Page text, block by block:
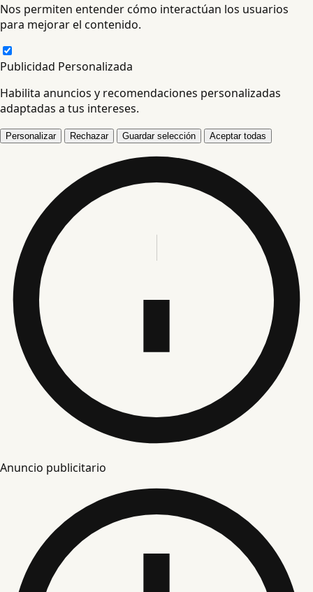
Nos permiten entender cómo interactúan los usuarios
para mejorar el contenido.
Publicidad Personalizada
Habilita anuncios y recomendaciones personalizadas
adaptadas a tus intereses.
Personalizar Rechazar Guardar selección Aceptar todas
Anuncio publicitario